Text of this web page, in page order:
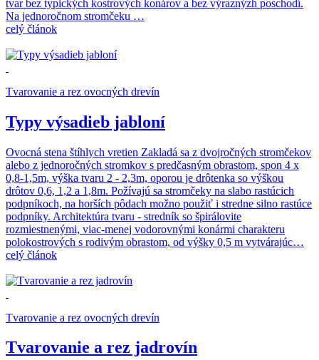
tvar bez typických kostrových konárov a bez výraznýzh poschodí.
Na jednoročnom stromčeku …
celý článok
Tvarovanie a rez ovocných drevín
Typy výsadieb jabloní
Ovocná stena štíhlych vretien Zakladá sa z dvojročných stromčekov
alebo z jednoročných stromkov s predčasným obrastom, spon 4 x
0,8-1,5m, výška tvaru 2 - 2,3m, oporou je drôtenka so výškou
drôtov 0,6, 1,2 a 1,8m. Požívajú sa stromčeky na slabo rastúcich
podpníkoch, na horších pôdach možno použiť i stredne silno rastúce
podpníky. Architektúra tvaru - stredník so špirálovite
rozmiestnenými, viac-menej vodorovnými konármi charakteru
polokostrových s rodivým obrastom, od výšky 0,5 m vytvárajúc…
celý článok
Tvarovanie a rez ovocných drevín
Tvarovanie a rez jadrovín